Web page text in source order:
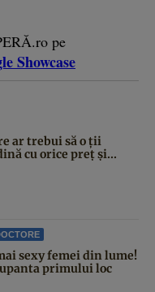
pe
Showcase
ar trebui să o ții
cu orice preț și...
sexy femei din lume!
primului loc